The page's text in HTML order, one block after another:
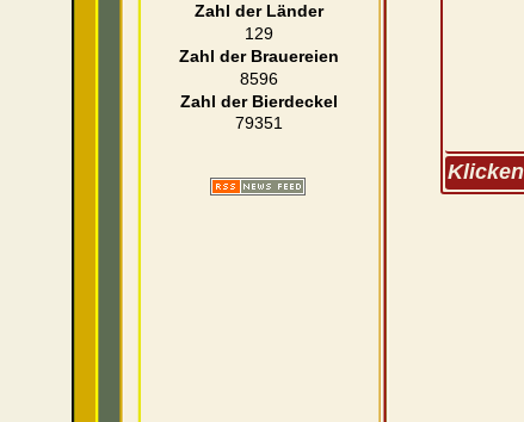
Zahl der Länder
129
Zahl der Brauereien
8596
Zahl der Bierdeckel
79351